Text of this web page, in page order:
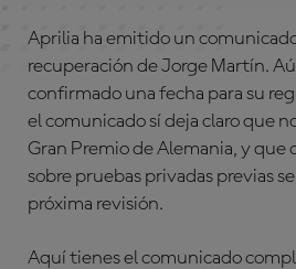
Aprilia ha emitido un
recuperación de Jorge Martín.
confirmado una fecha para su
el comunicado sí deja claro que
Gran Premio de Alemania, y que
sobre pruebas privadas previas
próxima revisión.
Aquí tienes el comunicado